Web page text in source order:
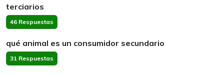
terciarios
46 Respuestas
qué animal es un consumidor secundario
31 Respuestas